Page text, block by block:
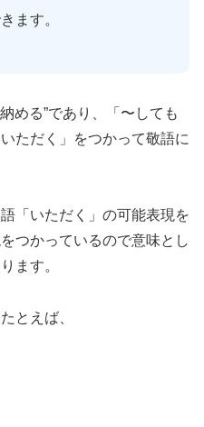
ます。
める”であり、「〜しても
ただく」をつかって敬語に
「いただく」の可能表現を
つかっているので意味とし
ます。
とえば、